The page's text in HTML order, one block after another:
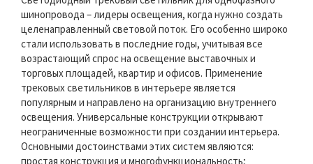
шинопровода – лидеры освещения, когда нужно создать
целенаправленный световой поток. Его особенно широко
стали использовать в последние годы, учитывая все
возрастающий спрос на освещение выставочных и
торговых площадей, квартир и офисов. Применение
трековых светильников в интерьере является
популярным и направлено на организацию внутреннего
освещения. Универсальные конструкции открывают
неограниченные возможности при создании интерьера.
Основными достоинствами этих систем являются:
простая конструкция и многофункциональность;